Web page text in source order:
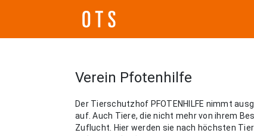
Verein Pfotenhilfe
Der Tierschutzhof PFOTENHILFE nimmt
auf. Auch Tiere, die nicht mehr von ihrem
Zuflucht. Hier werden sie nach höchsten